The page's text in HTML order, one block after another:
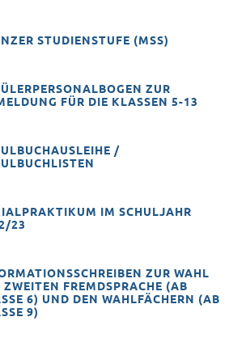
STUDIENSTUFE (MSS)
ZUR
FÜR DIE KLASSEN 5-13
/
IM SCHULJAHR
23
ZUR WAHL
ZWEITEN FREMDSPRACHE (AB
6) UND DEN WAHLFÄCHERN (AB
9)